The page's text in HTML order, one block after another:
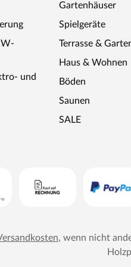
Saunasteine sind für alle
Diabassteine sind
(1,5 mm),
zum Steuergerät (2,5
Steuergerät zur
innerhalb und außerhalb der
Schöpfkelle &
Sauna, Spielgerät,
ausgesuchtes erstklassiges
und
Gartenhäuser
Spielgeräte
Terrasse &
Haus & Wohnen
Böden
Saunen
SALE
, wenn nicht